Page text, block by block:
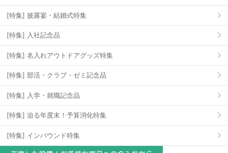
[特集] 披露宴・結婚式特集
[特集] 入社記念品
[特集] 名入れアウトドアグッズ特集
[特集] 部活・クラブ・ゼミ記念品
[特集] 入学・就職記念品
[特集] 迫る年度末！予算消化特集
[特集] インバウンド特集